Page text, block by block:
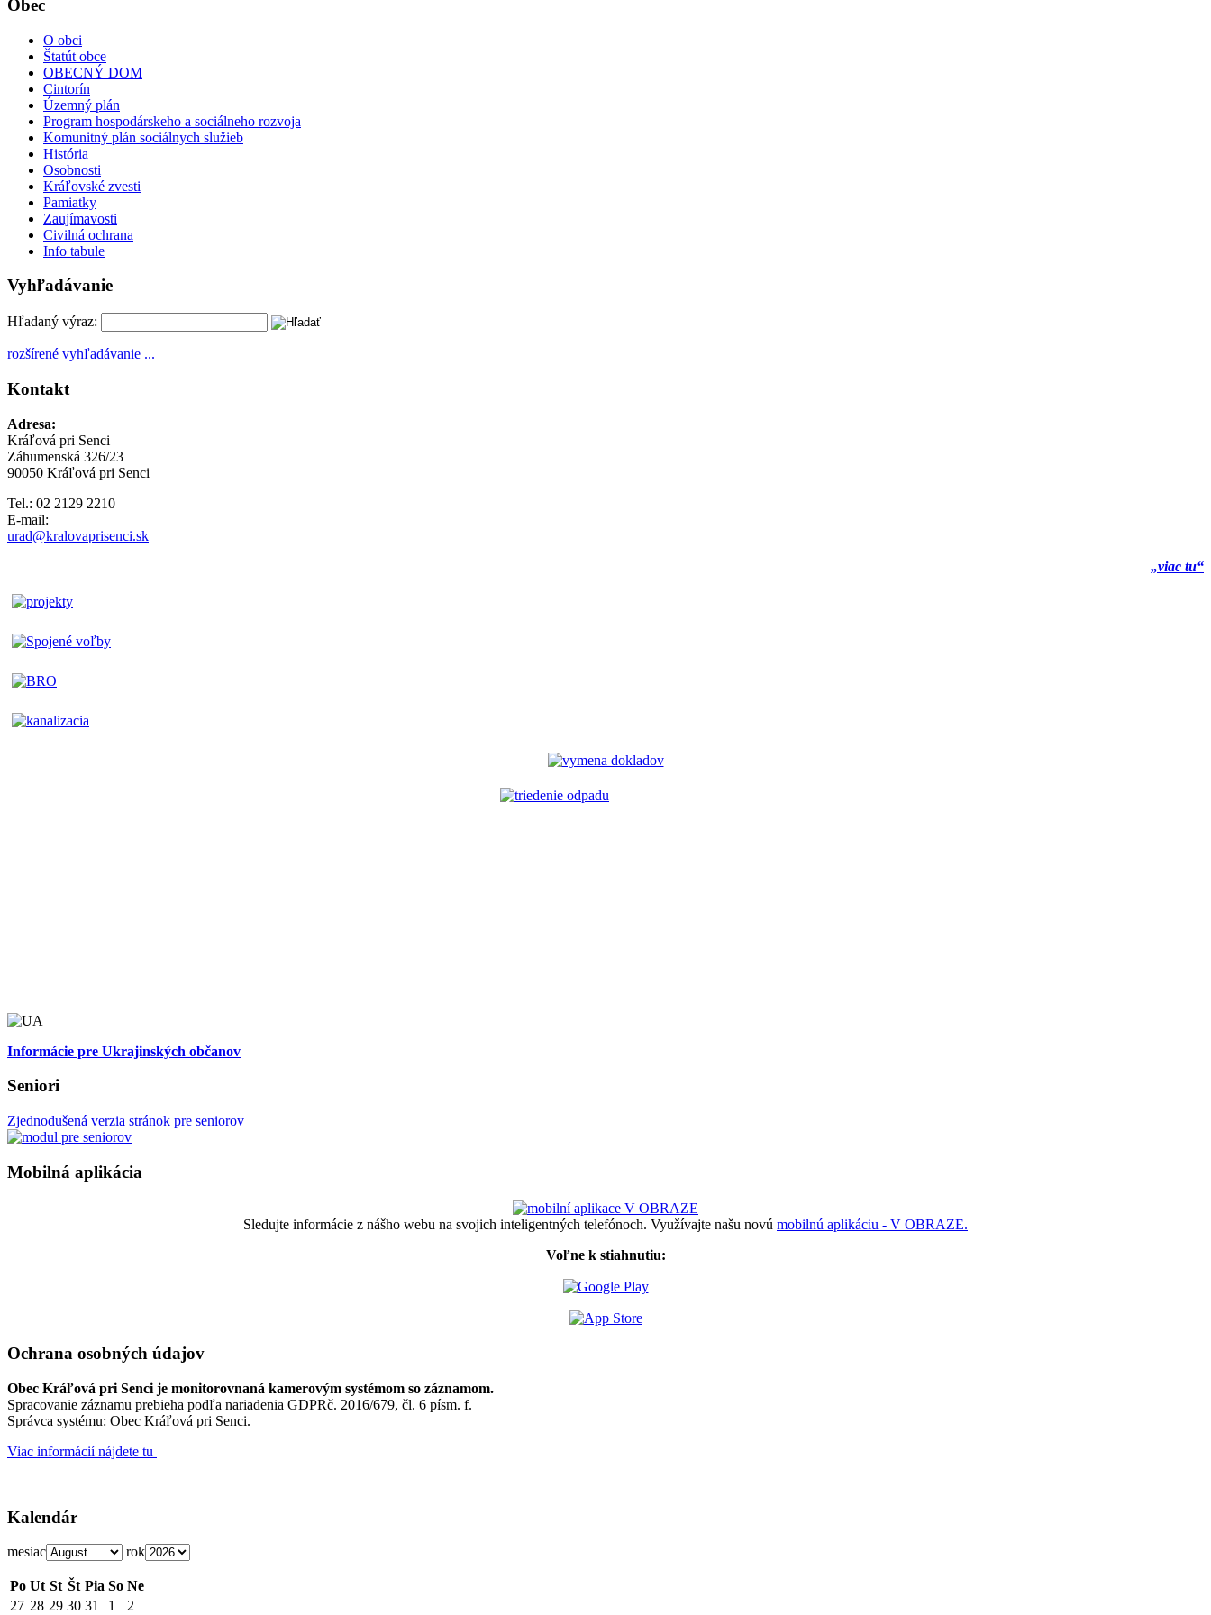
Obec
O obci
Štatút obce
OBECNÝ DOM
Cintorín
Územný plán
Program hospodárskeho a sociálneho rozvoja
Komunitný plán sociálnych služieb
História
Osobnosti
Kráľovské zvesti
Pamiatky
Zaujímavosti
Civilná ochrana
Info tabule
Vyhľadávanie
Hľadaný výraz:
rozšírené vyhľadávanie ...
Kontakt
Adresa:
Kráľová pri Senci
Záhumenská 326/23
90050 Kráľová pri Senci
Tel.: 02 2129 2210
E-mail:
urad@kralovaprisenci.sk
„viac tu“
Informácie pre Ukrajinských občanov
Seniori
Zjednodušená verzia stránok pre seniorov
Mobilná aplikácia
Sledujte informácie z nášho webu na svojich inteligentných telefónoch. Využívajte našu novú mobilnú aplikáciu - V OBRAZE.
Voľne k stiahnutiu:
Ochrana osobných údajov
Obec Kráľová pri Senci je monitorovnaná kamerovým systémom so záznamom.
Spracovanie záznamu prebieha podľa nariadenia GDPRč. 2016/679, čl. 6 písm. f.
Správca systému: Obec Kráľová pri Senci.
Viac informácií nájdete tu
Kalendár
mesiac rok
Po Ut St Št Pia So Ne
27 28 29 30 31 1 2